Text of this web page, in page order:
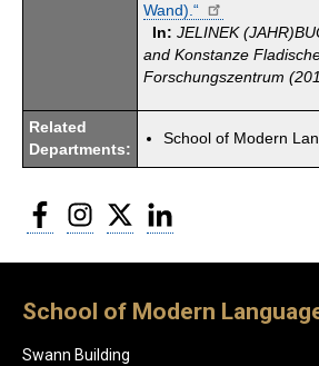
Wand).“
In: JELINEK
and Konstanze
Forschungszentrum
Related
Departments:
School of Modern
FacebookInstagram
Twitter
School of Modern
Swann Building